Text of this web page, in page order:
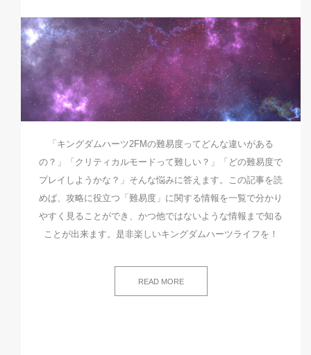
「キングダムハーツ2FMの難易度ってどんな違いがある
の？」「クリティカルモードって難しい？」「どの難易度で
プレイしようかな？」そんな悩みに答えます。この記事を読
めば、攻略に役立つ「難易度」に関する情報を一覧で分かり
やすく見ることができ、かつ他ではないような情報まで知る
ことが出来ます。是非楽しいキングダムハーツライフを！
READ MORE